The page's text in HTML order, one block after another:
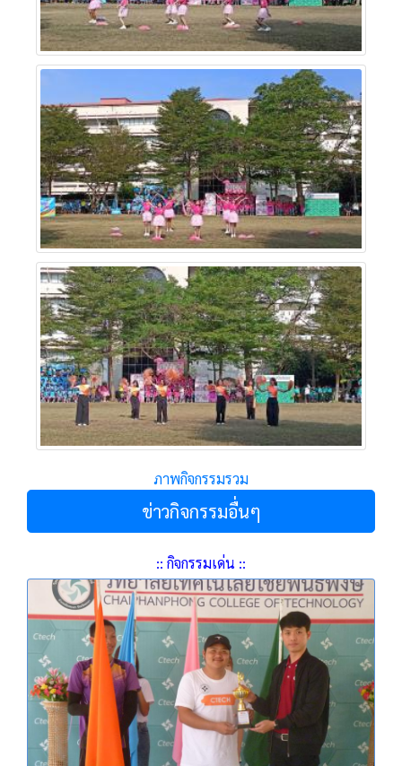
ภาพกิจกรรมรวม
ข่าวกิจกรรมอื่นๆ
:: กิจกรรมเด่น ::